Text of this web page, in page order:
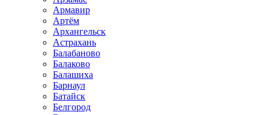
Армавир
Артём
Архангельск
Астрахань
Балабаново
Балаково
Балашиха
Барнаул
Батайск
Белгород